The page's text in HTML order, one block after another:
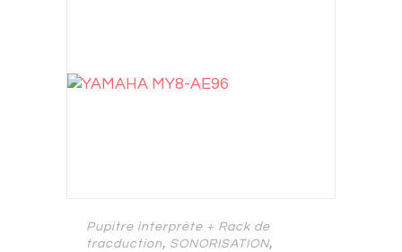
Pupitre interprète + Rack de
tracduction, SONORISATION,